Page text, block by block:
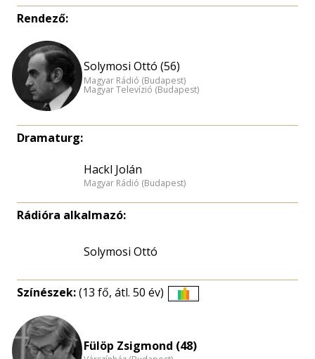
Rendező:
Solymosi Ottó (56)
Magyar Rádió (Budapest)
Magyar Televízió (Budapest)
Dramaturg:
Hackl Jolán
Magyar Rádió (Budapest)
Rádióra alkalmazó:
Solymosi Ottó
Színészek:(13 fő, átl. 50 év)
nagyítása
Fülöp Zsigmond (48)